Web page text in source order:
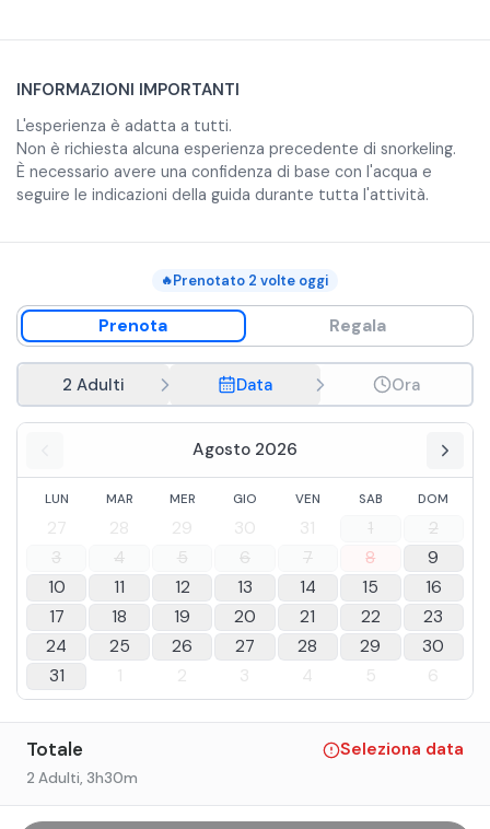
INFORMAZIONI IMPORTANTI
L'esperienza è adatta a tutti.
Non è richiesta alcuna esperienza precedente di snorkeling.
È necessario avere una confidenza di base con l'acqua e
seguire le indicazioni della guida durante tutta l'attività.
🔥Prenotato 2 volte oggi
Prenota Regala
2 Adulti Data Ora
Agosto 2026
LUN MAR MER GIO VEN SAB DOM
27 28 29 30 31 1
2
3
4 5 6 7 8
9
10
11 12 13 14 15
16
17
18 19 20 21 22
23
24
25 26 27 28 29
30
31
1 2 3 4 5 6
Totale Seleziona data
2 Adulti, 3h30m